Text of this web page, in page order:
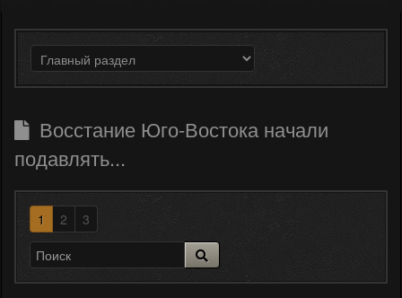
Форум
Восстание Юго-Востока начали
подавлять...
1 2 3